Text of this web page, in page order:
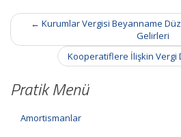
Post
navigation
← Kurumlar Vergisi Beyanname
Gelirleri
Kooperatiflere İlişkin Vergi
Pratik Menü
Amortismanlar